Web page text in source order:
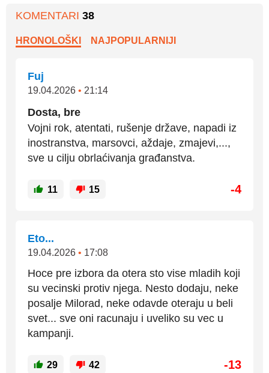
KOMENTARI 38
HRONOLOŠKI NAJPOPULARNIJI
Fuj
19.04.2026 • 21:14
Dosta, bre
Vojni rok, atentati, rušenje države, napadi iz
inostranstva, marsovci, aždaje, zmajevi,...,
sve u cilju obrlaćivanja građanstva.
11 15 -4
Eto...
19.04.2026 • 17:08
Hoce pre izbora da otera sto vise mladih koji
su vecinski protiv njega. Nesto dodaju, neke
posalje Milorad, neke odavde oteraju u beli
svet... sve oni racunaju i uveliko su vec u
kampanji.
29 42 -13